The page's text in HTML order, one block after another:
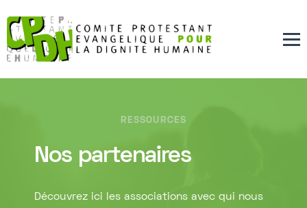
RESSOURCES
Nos partenaires
Découvrez ici les associations avec qui nous